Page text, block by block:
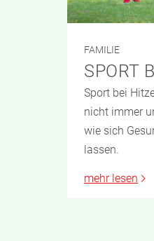
FAMILIE
SPORT
Sport bei
nicht immer
wie sich
lassen.
mehr lesen